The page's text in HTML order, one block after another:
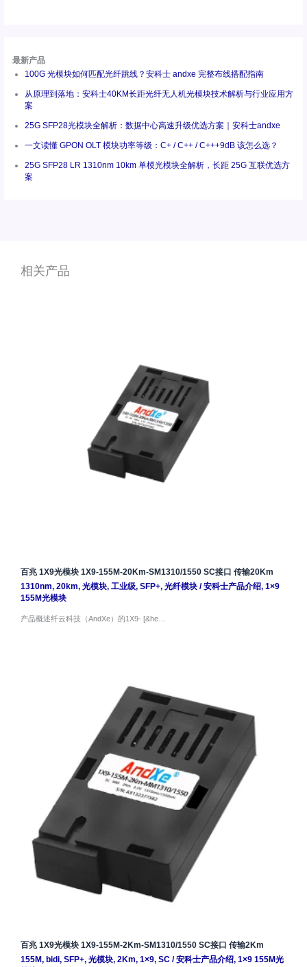
最新产品
100G 光模块如何匹配光纤跳线？安科士 andxe 完整布线搭配指南
从原理到落地：安科士40KM长距光纤无人机光模块技术解析与行业应用方
案
25G SFP28光模块全解析：数据中心高速升级优选方案｜安科士andxe
一文读懂 GPON OLT 模块功率等级：C+ / C++ / C+++9dB 该怎么选？
25G SFP28 LR 1310nm 10km 单模光模块全解析，长距 25G 互联优选方
案
相关产品
百兆 1X9光模块 1X9-155M-20Km-SM1310/1550 SC接口 传输20Km
1310nm, 20km, 光模块, 工业级, SFP+, 光纤模块/安科士产品介绍, 1×9
155M光模块
产品概述纤云科技（AndXe）的1X9- [&he…
百兆 1X9光模块 1X9-155M-2Km-SM1310/1550 SC接口 传输2Km
155M, bidi, SFP+, 光模块, 2Km, 1×9, SC/安科士产品介绍, 1×9 155M光